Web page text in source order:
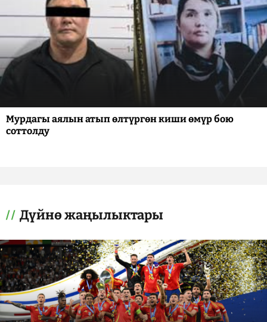
Мурдагы аялын атып өлтүргөн киши өмүр бою
соттолду
Дүйнө жаңылыктары